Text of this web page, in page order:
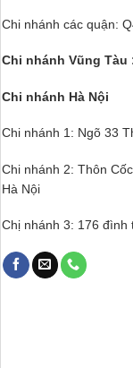
Chi nhánh các quận:
Chi nhánh Vũng Tàu
Chi nhánh Hà Nội
Chi nhánh 1: Ngõ 33
Chi nhánh 2: Thôn
Hà Nội
Chị nhánh 3: 176